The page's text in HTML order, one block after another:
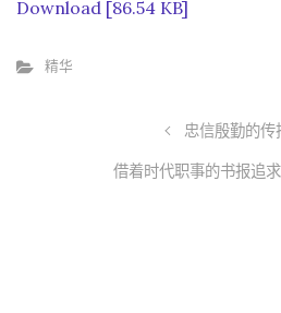
Download [86.54 KB]
精华
忠信殷勤的传
借着时代职事的书报追